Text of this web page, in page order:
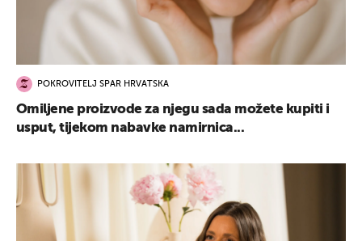
POKROVITELJ SPAR HRVATSKA
Omiljene proizvode za njegu sada možete kupiti i
usput, tijekom nabavke namirnica...